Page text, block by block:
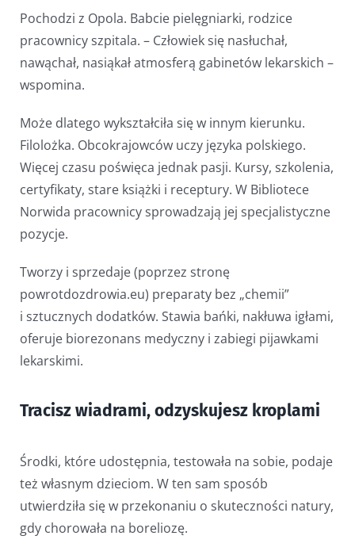
Pochodzi z Opola. Babcie pielęgniarki, rodzice
pracownicy szpitala. – Człowiek się nasłuchał,
nawąchał, nasiąkał atmosferą gabinetów lekarskich –
wspomina.
Może dlatego wykształciła się w innym kierunku.
Filolożka. Obcokrajowców uczy języka polskiego.
Więcej czasu poświęca jednak pasji. Kursy, szkolenia,
certyfikaty, stare książki i receptury. W Bibliotece
Norwida pracownicy sprowadzają jej specjalistyczne
pozycje.
Tworzy i sprzedaje (poprzez stronę
powrotdozdrowia.eu) preparaty bez „chemii”
i sztucznych dodatków. Stawia bańki, nakłuwa igłami,
oferuje biorezonans medyczny i zabiegi pijawkami
lekarskimi.
Tracisz wiadrami, odzyskujesz kroplami
Środki, które udostępnia, testowała na sobie, podaje
też własnym dzieciom. W ten sam sposób
utwierdziła się w przekonaniu o skuteczności natury,
gdy chorowała na boreliozę.